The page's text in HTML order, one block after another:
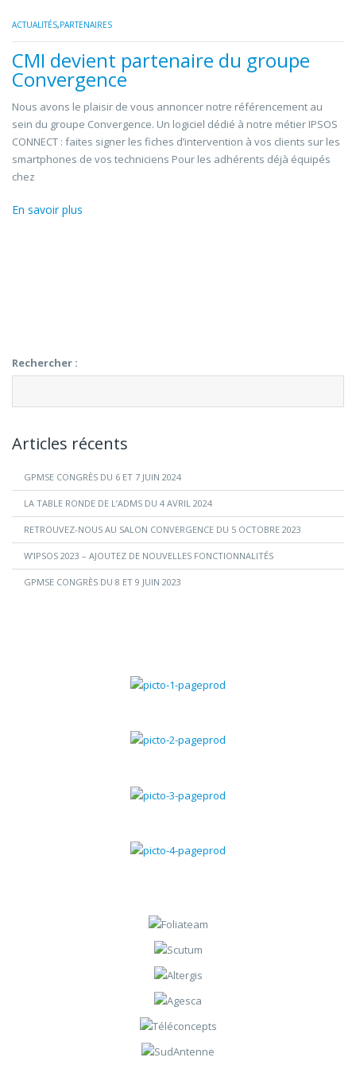
ACTUALITÉS,PARTENAIRES
CMI devient partenaire du groupe
Convergence
Nous avons le plaisir de vous annoncer notre référencement au
sein du groupe Convergence. Un logiciel dédié à notre métier IPSOS
CONNECT : faites signer les fiches d’intervention à vos clients sur les
smartphones de vos techniciens Pour les adhérents déjà équipés
chez
En savoir plus
Rechercher :
Articles récents
GPMSE CONGRÈS DU 6 ET 7 JUIN 2024
LA TABLE RONDE DE L’ADMS DU 4 AVRIL 2024
RETROUVEZ-NOUS AU SALON CONVERGENCE DU 5 OCTOBRE 2023
W’IPSOS 2023 – AJOUTEZ DE NOUVELLES FONCTIONNALITÉS
GPMSE CONGRÈS DU 8 ET 9 JUIN 2023